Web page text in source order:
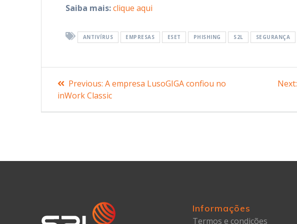
Saiba mais:clique aqui
ANTIVÍRUS EMPRESAS ESET PHISHING S2L SEGURANÇA
Previous: A empresa LusoGIGA confiou no
inWork Classic
Next:
Informações
Termos e condições